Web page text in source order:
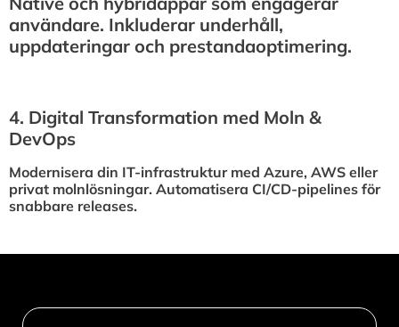
användare. Inkluderar underhåll,
uppdateringar och prestandaoptimering.
4.⁠ ⁠Digital Transformation med Moln &
DevOps
Modernisera din IT-infrastruktur med Azure, AWS eller
privat molnlösningar. Automatisera CI/CD-pipelines för
snabbare releases.